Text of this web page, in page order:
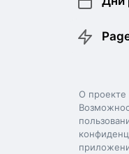
О проекте